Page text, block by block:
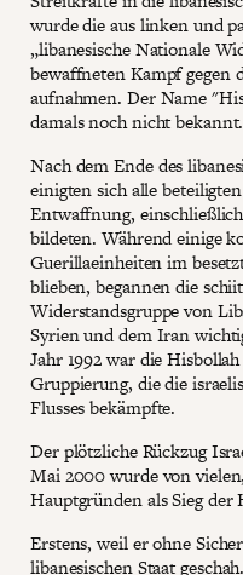
wurde die aus linken und
„libanesische Nationale
bewaffneten Kampf gegen
aufnahmen. Der Name
damals noch nicht bekannt.
Nach dem Ende des
einigten sich alle
Entwaffnung,
bildeten. Während einige
Guerillaeinheiten im
blieben, begannen die
Widerstandsgruppe von
Syrien und dem Iran
Jahr 1992 war die
Gruppierung, die die
Flusses bekämpfte.
Der plötzliche Rückzug
Mai 2000 wurde von
Hauptgründen als Sieg der
Erstens, weil er ohne
libanesischen Staat